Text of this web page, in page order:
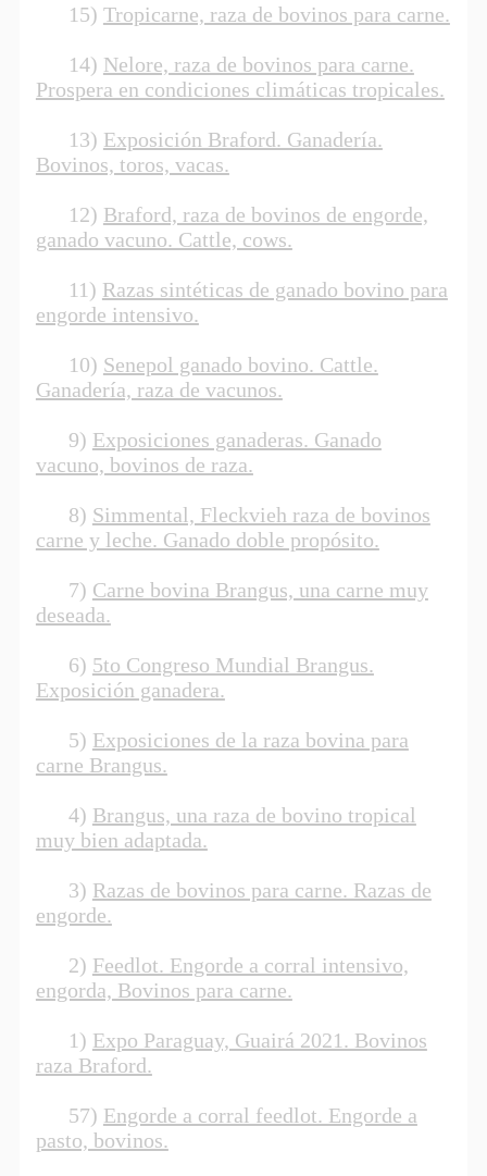
15) Tropicarne, raza de bovinos para carne.
14) Nelore, raza de bovinos para carne.
Prospera en condiciones climáticas tropicales.
13) Exposición Braford. Ganadería.
Bovinos, toros, vacas.
12) Braford, raza de bovinos de engorde,
ganado vacuno. Cattle, cows.
11) Razas sintéticas de ganado bovino para
engorde intensivo.
10) Senepol ganado bovino. Cattle.
Ganadería, raza de vacunos.
9) Exposiciones ganaderas. Ganado
vacuno, bovinos de raza.
8) Simmental, Fleckvieh raza de bovinos
carne y leche. Ganado doble propósito.
7) Carne bovina Brangus, una carne muy
deseada.
6) 5to Congreso Mundial Brangus.
Exposición ganadera.
5) Exposiciones de la raza bovina para
carne Brangus.
4) Brangus, una raza de bovino tropical
muy bien adaptada.
3) Razas de bovinos para carne. Razas de
engorde.
2) Feedlot. Engorde a corral intensivo,
engorda, Bovinos para carne.
1) Expo Paraguay, Guairá 2021. Bovinos
raza Braford.
57) Engorde a corral feedlot. Engorde a
pasto, bovinos.